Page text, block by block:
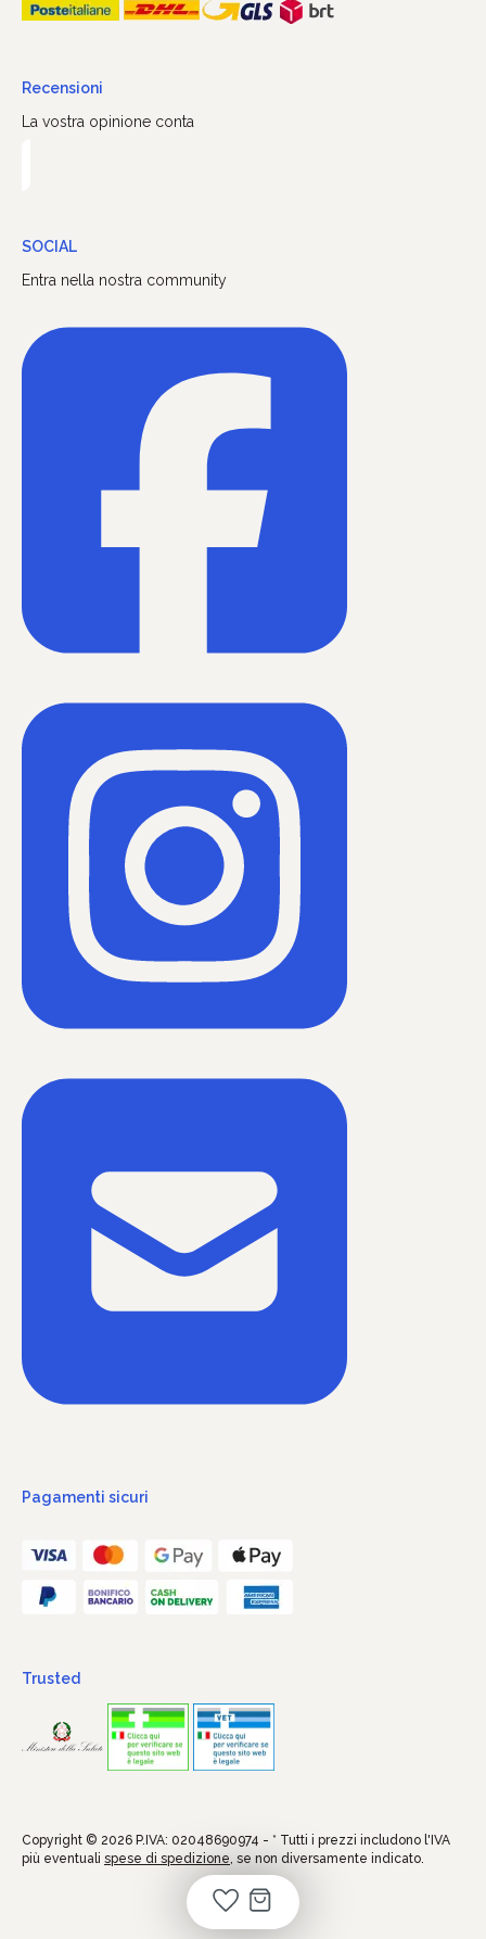
Recensioni
La vostra opinione conta
SOCIAL
Entra nella nostra community
Pagamenti sicuri
Trusted
Copyright © 2026 P.IVA: 02048690974 - * Tutti i prezzi includono l'IVA
più eventuali spese di spedizione, se non diversamente indicato.